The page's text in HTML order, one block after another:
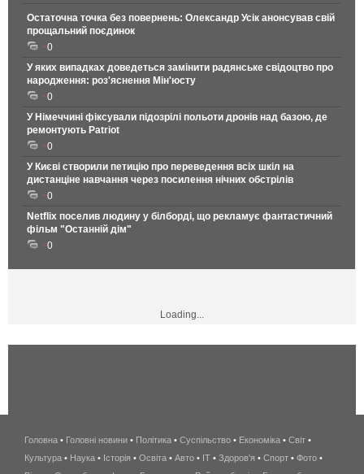
Остаточна точка без повернень: Олександр Усік анонсував свій
прощальний поєдинок
0
У яких випадках доведеться замінити радянське свідоцтво про
народження: роз'яснення Мін'юсту
0
У Німеччині фіксували підозрілі польоти дронів над базою, де
ремонтують Patriot
0
У Києві створили петицію про переведення всіх шкіл на
дистанціне навчання через посилення нічних обстрілів
0
Netflix поселив людину у білборді, що рекламує фантастичний
фільм "Останній дім"
0
Loading...
беспроводной
интернет
Головна • Головні новини • Політика • Суспільство • Економіка • Світ •
Культура • Наука • Історія • Освіта • Авто • IT • Здоров'я • Спорт • Фото •